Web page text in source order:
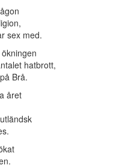
sex med.
hatbrott,
Brå.
året